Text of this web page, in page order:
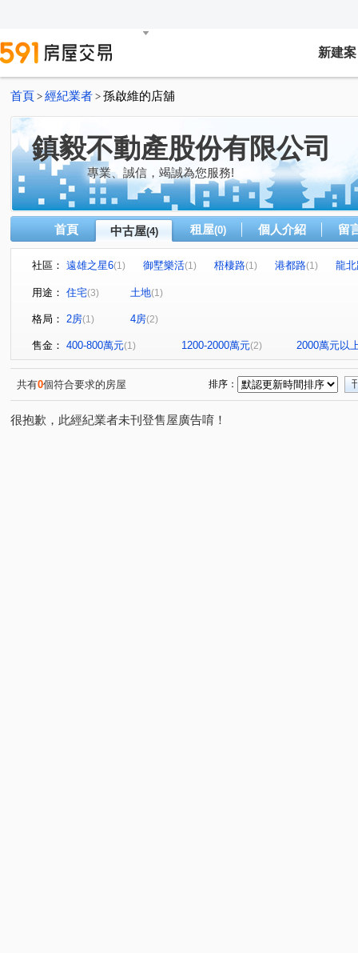
新建案
首頁 > 經紀業者 > 孫啟維的店舖
鎮毅不動產股份有限公司
專業、誠信，竭誠為您服務!
首頁 中古屋(4) 租屋(0) 個人介紹 留
社區： 遠雄之星6(1) 御墅樂活(1) 梧棲路(1) 港都路(1) 龍
用途： 住宅(3) 土地(1)
格局： 2房(1) 4房(2)
售金： 400-800萬元(1) 1200-2000萬元(2) 2000萬元以
共有0個符合要求的房屋 排序：
很抱歉，此經紀業者未刊登售屋廣告唷！